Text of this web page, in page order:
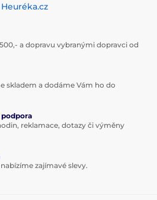
Heuréka.cz
a dopravu vybranými dopravci od
skladem a dodáme Vám ho do
podpora
reklamace, dotazy či výměny
zajímavé slevy.